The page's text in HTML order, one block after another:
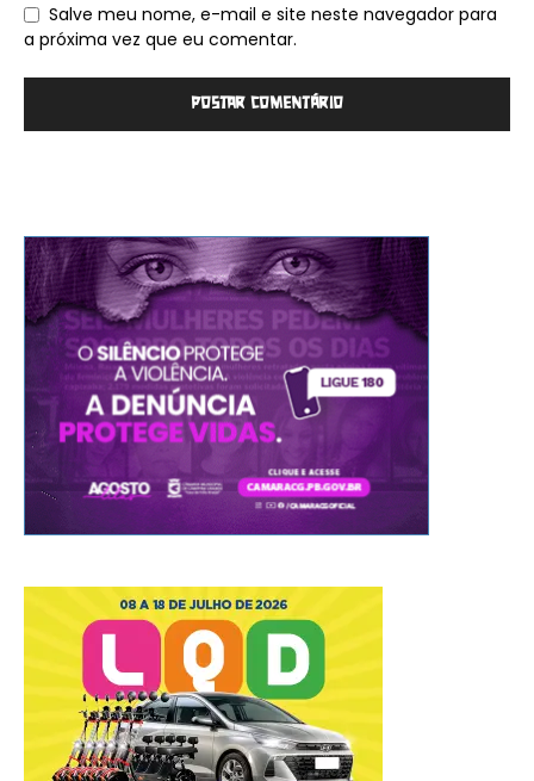
Salve meu nome, e-mail e site neste navegador para
a próxima vez que eu comentar.